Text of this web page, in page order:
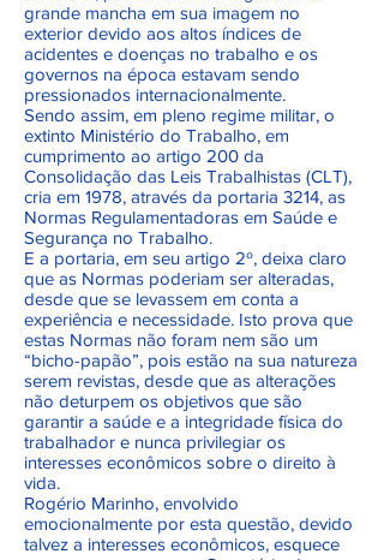
grande mancha em sua imagem no
exterior devido aos altos índices de
acidentes e doenças no trabalho e os
governos na época estavam sendo
pressionados internacionalmente.
Sendo assim, em pleno regime militar, o
extinto Ministério do Trabalho, em
cumprimento ao artigo 200 da
Consolidação das Leis Trabalhistas (CLT),
cria em 1978, através da portaria 3214, as
Normas Regulamentadoras em Saúde e
Segurança no Trabalho.
E a portaria, em seu artigo 2º, deixa claro
que as Normas poderiam ser alteradas,
desde que se levassem em conta a
experiência e necessidade. Isto prova que
estas Normas não foram nem são um
“bicho-papão”, pois estão na sua natureza
serem revistas, desde que as alterações
não deturpem os objetivos que são
garantir a saúde e a integridade física do
trabalhador e nunca privilegiar os
interesses econômicos sobre o direito à
vida.
Rogério Marinho, envolvido
emocionalmente por esta questão, devido
talvez a interesses econômicos, esquece